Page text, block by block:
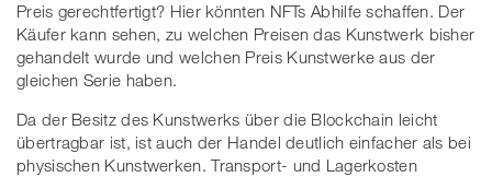
Preis gerechtfertigt? Hier könnten NFTs Abhilfe schaffen. Der
Käufer kann sehen, zu welchen Preisen das Kunstwerk bisher
gehandelt wurde und welchen Preis Kunstwerke aus der
gleichen Serie haben.
Da der Besitz des Kunstwerks über die Blockchain leicht
übertragbar ist, ist auch der Handel deutlich einfacher als bei
physischen Kunstwerken. Transport- und Lagerkosten